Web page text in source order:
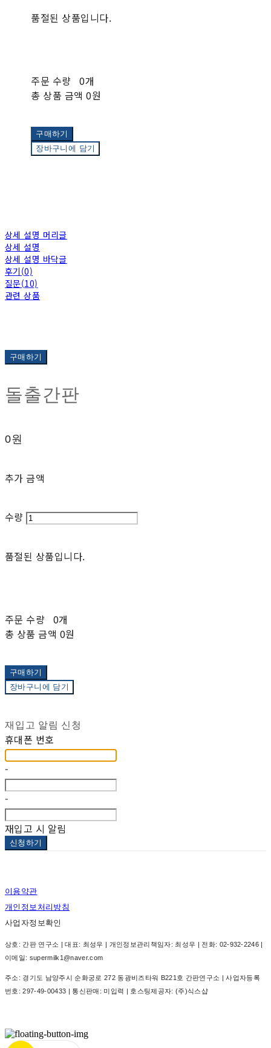
품절된 상품입니다.
주문 수량 0개
총 상품 금액 0원
구매하기
장바구니에 담기
상세 설명 머리글
상세 설명
상세 설명 바닥글
후기(0)
질문(10)
관련 상품
구매하기
돌출간판
0원
추가 금액
수량
품절된 상품입니다.
주문 수량 0개
총 상품 금액 0원
구매하기
장바구니에 담기
재입고 알림 신청
휴대폰 번호
-
-
재입고 시 알림
신청하기
이용약관
개인정보처리방침
사업자정보확인
상호: 간판 연구소 | 대표: 최성우 | 개인정보관리책임자: 최성우 | 전화: 02-932-2246 |
이메일: supermilk1@naver.com
주소: 경기도 남양주시 순화궁로 272 동광비즈타워 B221호 간판연구소 | 사업자등록
번호:297-49-00433 | 통신판매: 미입력 | 호스팅제공자: (주)식스샵